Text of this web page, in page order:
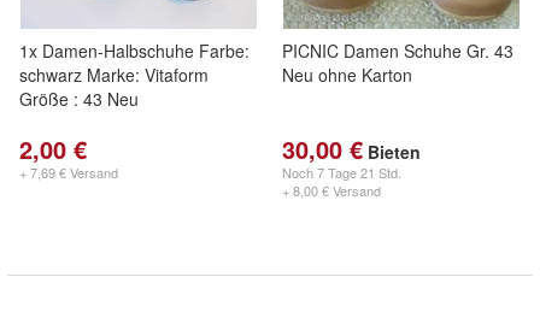
1x Damen-Halbschuhe Farbe:
schwarz Marke: Vitaform
Größe : 43 Neu
2,00 €
+ 7,69 € Versand
PICNIC Damen Schuhe Gr. 43
Neu ohne Karton
30,00 € Bieten
Noch7 Tage 21 Std.
+ 8,00 € Versand